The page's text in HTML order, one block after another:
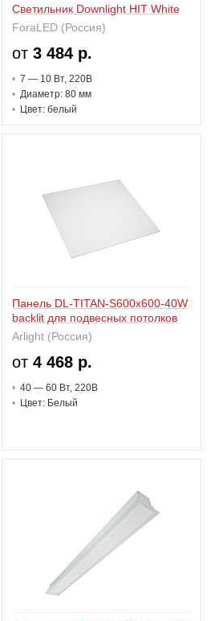
Светильник Downlight HIT White
ForaLED (Россия)
от 3 484 р.
7 — 10 Вт, 220В
Диаметр: 80 мм
Цвет: белый
Панель DL-TITAN-S600x600-40W
backlit для подвесных потолков
Arlight (Россия)
от 4 468 р.
40 — 60 Вт, 220В
Цвет: Белый